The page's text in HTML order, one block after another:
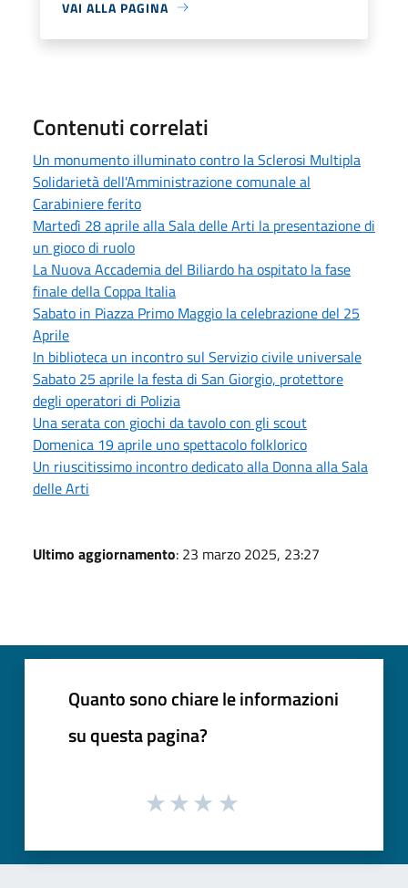
VAI ALLA PAGINA
Contenuti correlati
Un monumento illuminato contro la Sclerosi Multipla
Solidarietà dell'Amministrazione comunale al
Carabiniere ferito
Martedì 28 aprile alla Sala delle Arti la presentazione di
un gioco di ruolo
La Nuova Accademia del Biliardo ha ospitato la fase
finale della Coppa Italia
Sabato in Piazza Primo Maggio la celebrazione del 25
Aprile
In biblioteca un incontro sul Servizio civile universale
Sabato 25 aprile la festa di San Giorgio, protettore
degli operatori di Polizia
Una serata con giochi da tavolo con gli scout
Domenica 19 aprile uno spettacolo folklorico
Un riuscitissimo incontro dedicato alla Donna alla Sala
delle Arti
Ultimo aggiornamento: 23 marzo 2025, 23:27
Quanto sono chiare le informazioni
su questa pagina?